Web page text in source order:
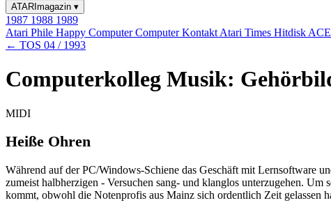
ATARImagazin ▾
1987 1988 1989
Atari Phile Happy ComputerComputer Kontakt Atari Times Hitdisk
← TOS 04 / 1993
Computerkolleg Musik:
MIDI
Heiße Ohren
Während auf der PC/Windows-Schiene das Geschäft mit Lernsoftware
zumeist halbherzigen - Versuchen sang- und klanglos unterzugehen.
kommt, obwohl die Notenprofis aus Mainz sich ordentlich Zeit gelassen